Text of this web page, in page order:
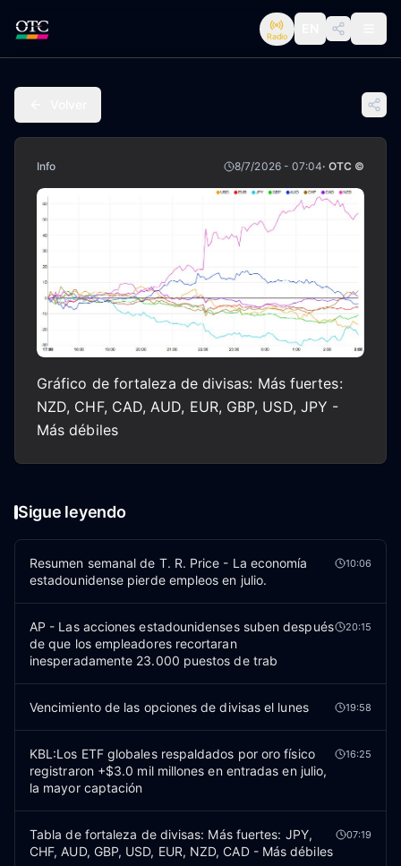
Radio
Info 8/7/2026 - 07:04· OTC ©
Gráfico de fortaleza de divisas: Más fuertes:
NZD, CHF, CAD, AUD, EUR, GBP, USD, JPY -
Más débiles
Sigue leyendo
Resumen semanal de T. R. Price - La economía
estadounidense pierde empleos en julio.
10:06
AP - Las acciones estadounidenses suben después
de que los empleadores recortaran
inesperadamente 23.000 puestos de trab
20:15
Vencimiento de las opciones de divisas el lunes 19:58
KBL:Los ETF globales respaldados por oro físico
registraron +$3.0 mil millones en entradas en julio,
la mayor captación
16:25
Tabla de fortaleza de divisas: Más fuertes: JPY,
CHF, AUD, GBP, USD, EUR, NZD, CAD - Más débiles
07:19